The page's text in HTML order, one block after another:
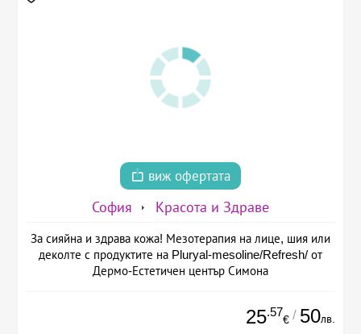
виж офертата
София Красота и Здраве
За сияйна и здрава кожа! Мезотерапия на лице, шия или
деколте с продуктите на Pluryal-mesoline/Refresh/ от
Дермо-Естетичен център Симона
25.57
€ / 50лв.